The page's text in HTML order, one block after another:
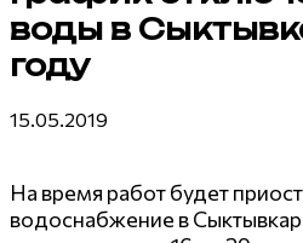
воды в
году
15.05.2019
На время работ будет
водоснабжение в